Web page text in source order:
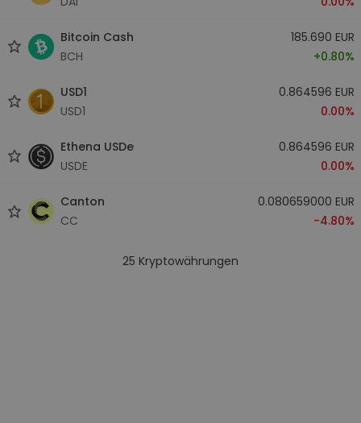
Bitcoin Cash
BCH
185.690 EUR
+0.80%
USD1
USD1
0.864596 EUR
0.00%
Ethena USDe
USDE
0.864596 EUR
0.00%
Canton
CC
0.080659000 EUR
-4.80%
25 Kryptowährungen